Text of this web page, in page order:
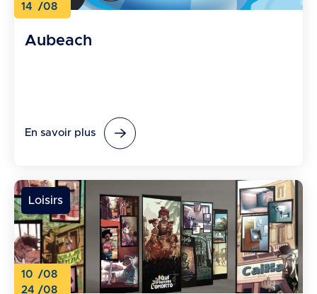
14 /08
Aubeach
En savoir plus
Loisirs
10 /08
24 /08